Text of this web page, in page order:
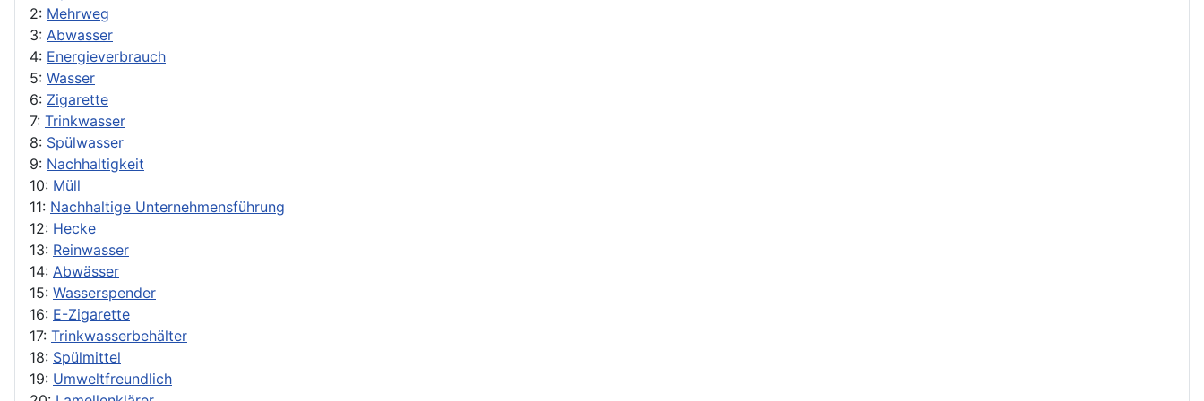
2: Mehrweg
3: Abwasser
4: Energieverbrauch
5: Wasser
6: Zigarette
7: Trinkwasser
8: Spülwasser
9: Nachhaltigkeit
10: Müll
11: Nachhaltige Unternehmensführung
12: Hecke
13: Reinwasser
14: Abwässer
15: Wasserspender
16: E-Zigarette
17: Trinkwasserbehälter
18: Spülmittel
19: Umweltfreundlich